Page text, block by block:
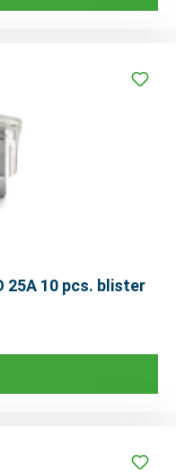
25A 10 pcs. blister